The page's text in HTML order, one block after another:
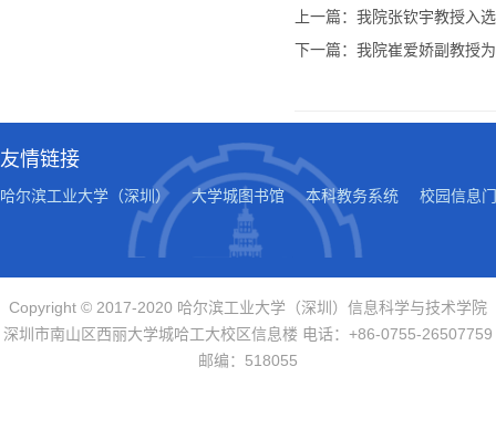
上一篇：我院张钦宇教授入
下一篇：我院崔爱娇副教授
友情链接
哈尔滨工业大学（深圳） 大学城图书馆 本科教务系统 校园信息
Copyright © 2017-2020 哈尔滨工业大学（深圳）信息科学与技术学院
深圳市南山区西丽大学城哈工大校区信息楼 电话：+86-0755-26507759
邮编：518055